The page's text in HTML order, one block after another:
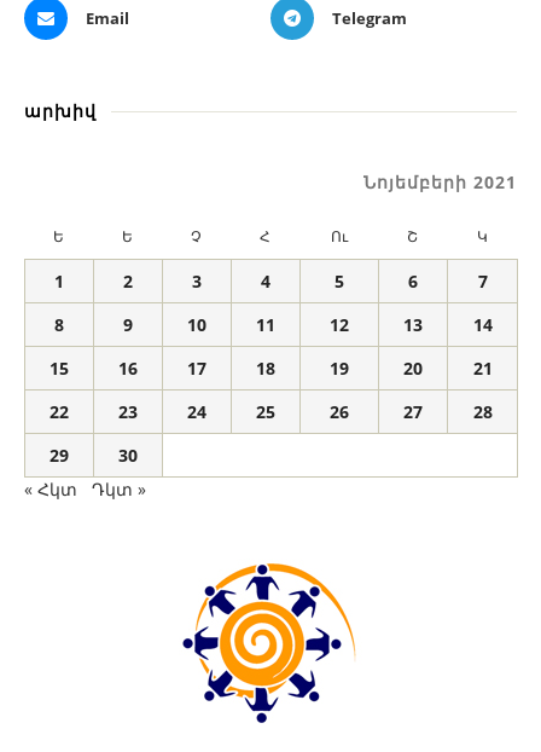
Email Telegram
արխիվ
Նոյեմբերի 2021
Ե Ե Չ Հ Ու Շ Կ
1 2 3 4 5 6
7
8
9 10 11 12 13
14
15
16 17 18 19 20
21
22
23 24 25 26 27
28
29
30
« Հկտ
Դկտ »